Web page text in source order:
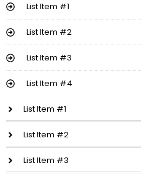
List Item #1
List Item #2
List Item #3
List Item #4
List Item #1
List Item #2
List Item #3